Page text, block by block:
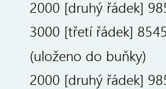
2000 [druhý řádek]
3000 [třetí řádek]
(uloženo do buňky)
2000 [druhý řádek]